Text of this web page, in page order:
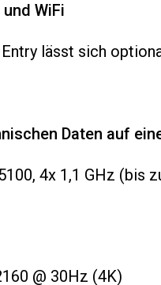
WiFi
Entry lässt sich
Daten auf
4x 1,1 GHz (bis
@ 30Hz (4K)